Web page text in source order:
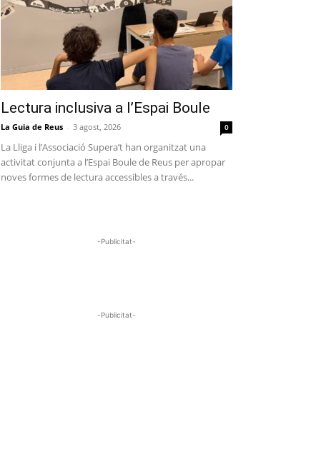
Lectura inclusiva a l’Espai Boule
La Guia de Reus - 3 agost, 2026 0
La Lliga i l’Associació Supera’t han organitzat una
activitat conjunta a l’Espai Boule de Reus per apropar
noves formes de lectura accessibles a través...
-Publicitat-
-Publicitat-